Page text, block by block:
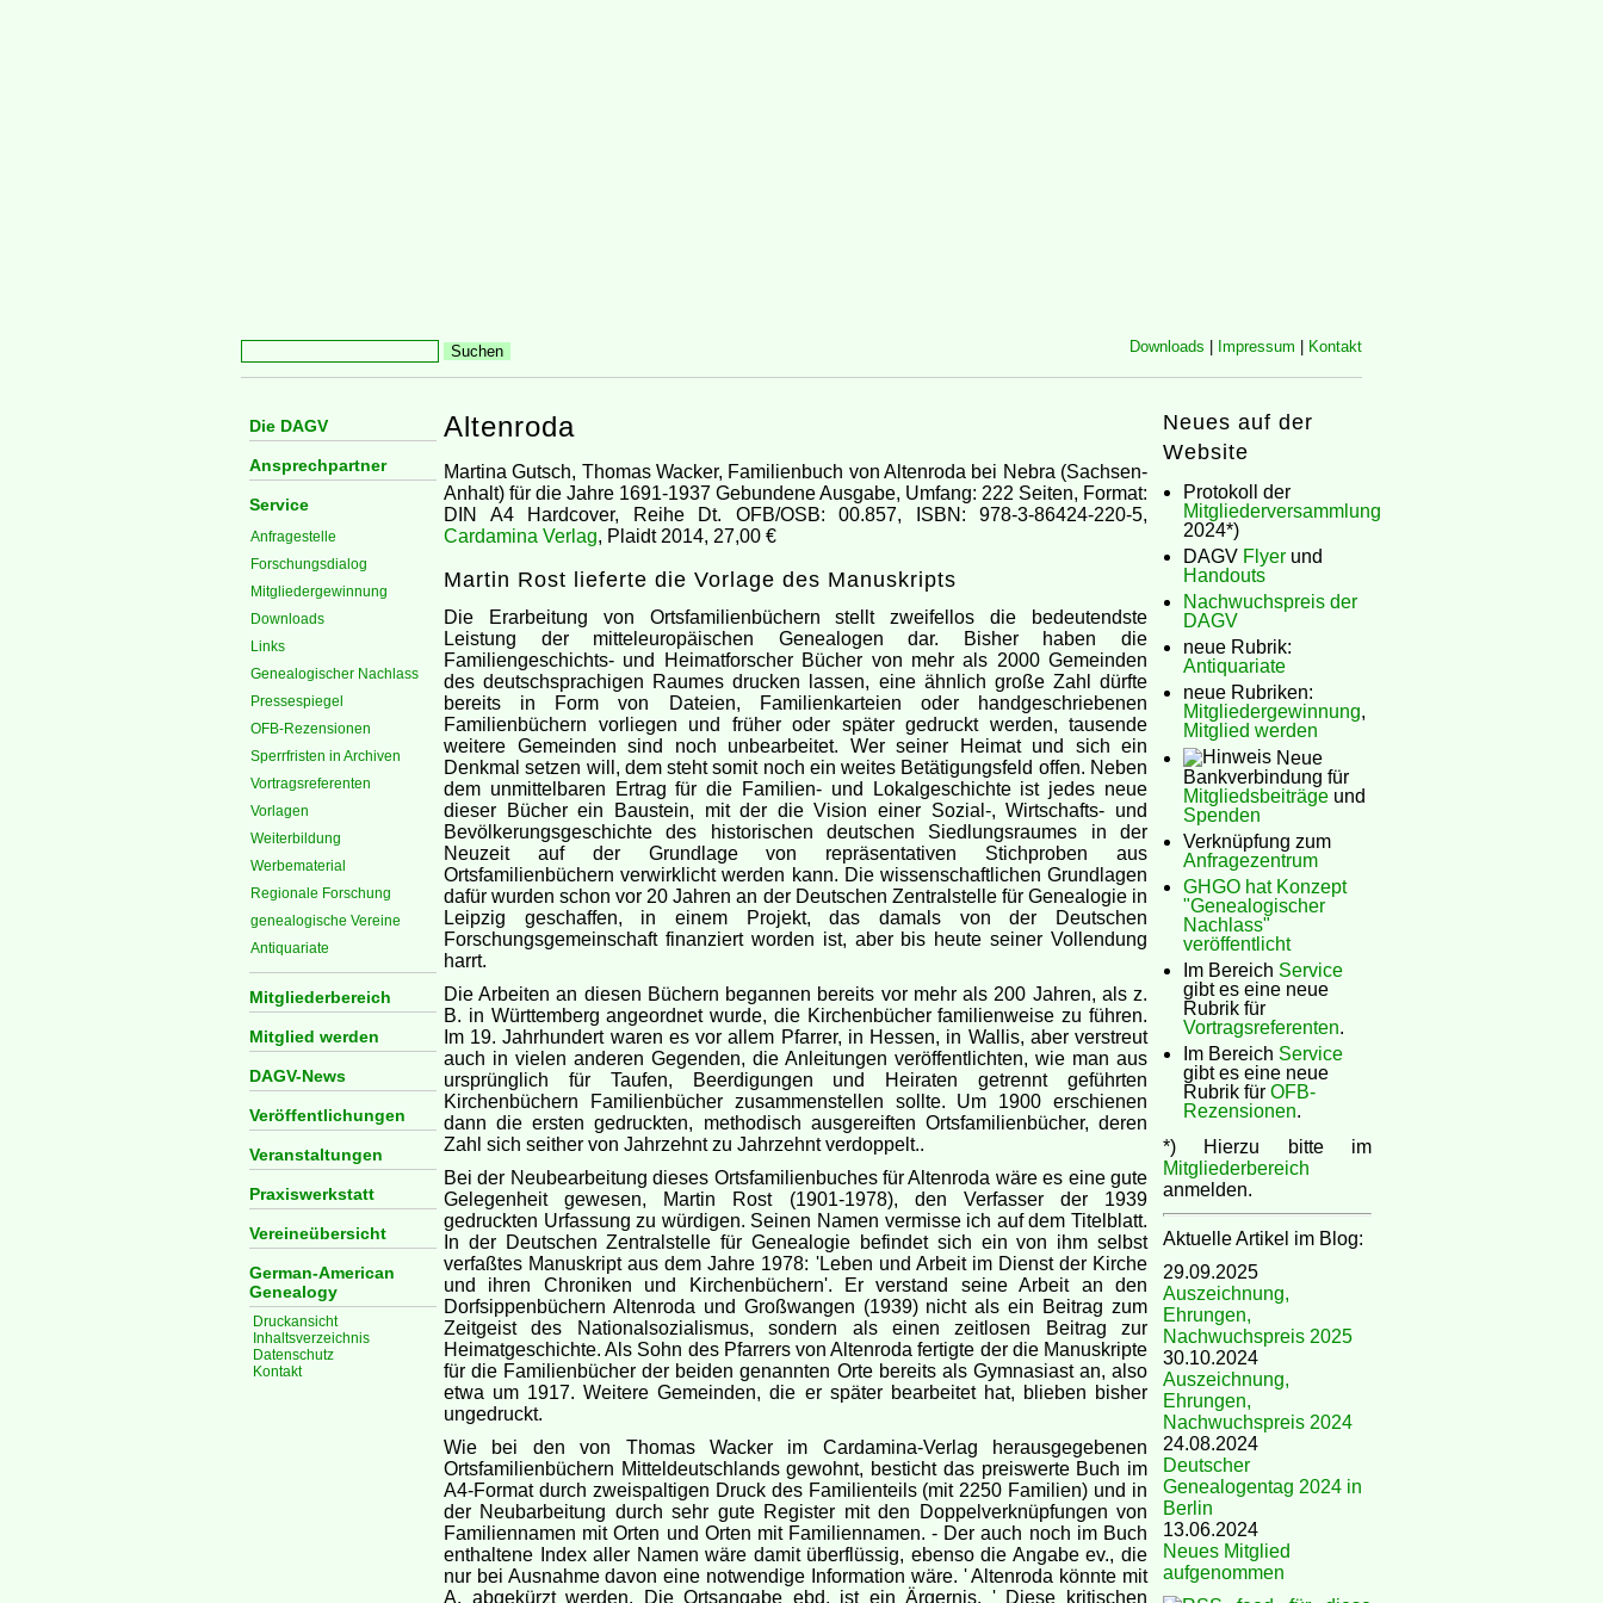
Downloads Impressum Kontakt
Die DAGV
Ansprechpartner
Service
Anfragestelle
Forschungsdialog
Mitgliedergewinnung
Downloads
Links
Genealogischer Nachlass
Pressespiegel
OFB-Rezensionen
Sperrfristen in Archiven
Vortragsreferenten
Vorlagen
Weiterbildung
Werbematerial
Regionale Forschung
genealogische Vereine
Antiquariate
Mitgliederbereich
Mitglied werden
DAGV-News
Veröffentlichungen
Veranstaltungen
Praxiswerkstatt
Vereineübersicht
German-American
Genealogy
Druckansicht
Inhaltsverzeichnis
Datenschutz
Kontakt
Neues auf der
Website
Protokoll der
Mitgliederversammlung
2024*)
DAGV Flyer und
Handouts
Nachwuchspreis der
DAGV
neue Rubrik:
Antiquariate
neue Rubriken:
Mitgliedergewinnung,
Mitglied werden
Neue
Bankverbindung für
Mitgliedsbeiträge und
Spenden
Verknüpfung zum
Anfragezentrum
GHGO hat Konzept
"Genealogischer
Nachlass"
veröffentlicht
Im Bereich Service
gibt es eine neue
Rubrik für
Vortragsreferenten.
Im Bereich Service
gibt es eine neue
Rubrik für OFB-
Rezensionen.
*) Hierzu bitte im
Mitgliederbereich
anmelden.
Aktuelle Artikel im Blog:
29.09.2025
Auszeichnung,
Ehrungen,
Nachwuchspreis 2025
30.10.2024
Auszeichnung,
Ehrungen,
Nachwuchspreis 2024
24.08.2024
Deutscher
Genealogentag 2024 in
Berlin
13.06.2024
Neues Mitglied
aufgenommen
Altenroda
Martina Gutsch, Thomas Wacker, Familienbuch von Altenroda bei Nebra (Sachsen-
Anhalt) für die Jahre 1691-1937 Gebundene Ausgabe, Umfang: 222 Seiten, Format:
DIN A4 Hardcover, Reihe Dt. OFB/OSB: 00.857, ISBN: 978-3-86424-220-5,
Cardamina Verlag, Plaidt 2014, 27,00 €
Martin Rost lieferte die Vorlage des Manuskripts
Die Erarbeitung von Ortsfamilienbüchern stellt zweifellos die bedeutendste
Leistung der mitteleuropäischen Genealogen dar. Bisher haben die
Familiengeschichts- und Heimatforscher Bücher von mehr als 2000 Gemeinden
des deutschsprachigen Raumes drucken lassen, eine ähnlich große Zahl dürfte
bereits in Form von Dateien, Familienkarteien oder handgeschriebenen
Familienbüchern vorliegen und früher oder später gedruckt werden, tausende
weitere Gemeinden sind noch unbearbeitet. Wer seiner Heimat und sich ein
Denkmal setzen will, dem steht somit noch ein weites Betätigungsfeld offen. Neben
dem unmittelbaren Ertrag für die Familien- und Lokalgeschichte ist jedes neue
dieser Bücher ein Baustein, mit der die Vision einer Sozial-, Wirtschafts- und
Bevölkerungsgeschichte des historischen deutschen Siedlungsraumes in der
Neuzeit auf der Grundlage von repräsentativen Stichproben aus
Ortsfamilienbüchern verwirklicht werden kann. Die wissenschaftlichen Grundlagen
dafür wurden schon vor 20 Jahren an der Deutschen Zentralstelle für Genealogie in
Leipzig geschaffen, in einem Projekt, das damals von der Deutschen
Forschungsgemeinschaft finanziert worden ist, aber bis heute seiner Vollendung
harrt.
Die Arbeiten an diesen Büchern begannen bereits vor mehr als 200 Jahren, als z.
B. in Württemberg angeordnet wurde, die Kirchenbücher familienweise zu führen.
Im 19. Jahrhundert waren es vor allem Pfarrer, in Hessen, in Wallis, aber verstreut
auch in vielen anderen Gegenden, die Anleitungen veröffentlichten, wie man aus
ursprünglich für Taufen, Beerdigungen und Heiraten getrennt geführten
Kirchenbüchern Familienbücher zusammenstellen sollte. Um 1900 erschienen
dann die ersten gedruckten, methodisch ausgereiften Ortsfamilienbücher, deren
Zahl sich seither von Jahrzehnt zu Jahrzehnt verdoppelt..
Bei der Neubearbeitung dieses Ortsfamilienbuches für Altenroda wäre es eine gute
Gelegenheit gewesen, Martin Rost (1901-1978), den Verfasser der 1939
gedruckten Urfassung zu würdigen. Seinen Namen vermisse ich auf dem Titelblatt.
In der Deutschen Zentralstelle für Genealogie befindet sich ein von ihm selbst
verfaßtes Manuskript aus dem Jahre 1978: 'Leben und Arbeit im Dienst der Kirche
und ihren Chroniken und Kirchenbüchern'. Er verstand seine Arbeit an den
Dorfsippenbüchern Altenroda und Großwangen (1939) nicht als ein Beitrag zum
Zeitgeist des Nationalsozialismus, sondern als einen zeitlosen Beitrag zur
Heimatgeschichte. Als Sohn des Pfarrers von Altenroda fertigte der die Manuskripte
für die Familienbücher der beiden genannten Orte bereits als Gymnasiast an, also
etwa um 1917. Weitere Gemeinden, die er später bearbeitet hat, blieben bisher
ungedruckt.
Wie bei den von Thomas Wacker im Cardamina-Verlag herausgegebenen
Ortsfamilienbüchern Mitteldeutschlands gewohnt, besticht das preiswerte Buch im
A4-Format durch zweispaltigen Druck des Familienteils (mit 2250 Familien) und in
der Neubarbeitung durch sehr gute Register mit den Doppelverknüpfungen von
Familiennamen mit Orten und Orten mit Familiennamen. - Der auch noch im Buch
enthaltene Index aller Namen wäre damit überflüssig, ebenso die Angabe ev., die
nur bei Ausnahme davon eine notwendige Information wäre. ' Altenroda könnte mit
A. abgekürzt werden. Die Ortsangabe ebd. ist ein Ärgernis. ' Diese kritischen